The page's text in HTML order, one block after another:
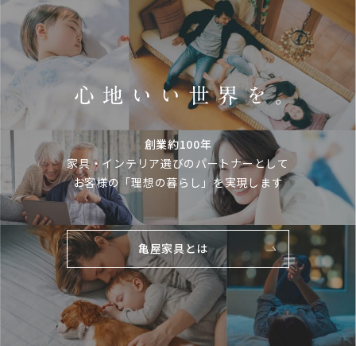
創業約100年
家具・インテリア選びのパートナーとして
お客様の「理想の暮らし」を実現します
亀屋家具とは